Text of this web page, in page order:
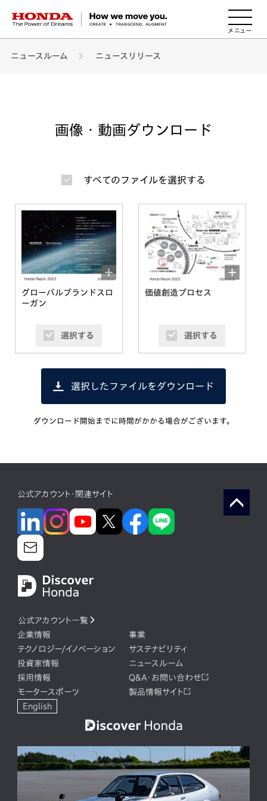
HONDA The Power of Dreams
ニュースルーム ニュースリリース
画像・動画ダウンロード
すべてのファイルを選択する
グローバルブランドスロ
ーガン
選択する
価値創造プロセス
選択する
選択したファイルをダウンロード
ダウンロード開始までに時間がかかる場合がございます。
公式アカウント・関連サイト
公式アカウント一覧
企業情報
事業
テクノロジー/イノベーション
サステナビリティ
投資家情報
ニュースルーム
採用情報
Q&A・お問い合わせ
モータースポーツ
製品情報サイト
English